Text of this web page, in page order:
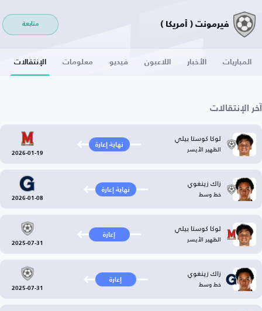
فيرمونت ( أمريكا ) متابعة
المباريات الأخبار اللاعبون فيديو معلومات الإنتقالات
آخر الإنتقالات
لوكا كوستا بيلي
الظهير الأيسر نهاية إعارة
2026-01-19
زاك زينغوي
خط وسط نهاية إعارة
2026-01-08
لوكا كوستا بيلي
الظهير الأيسر إعارة
2025-07-31
زاك زينغوي
خط وسط إعارة
2025-07-31